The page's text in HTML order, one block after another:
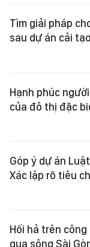
Tìm giải pháp
sau dự án cải
Hạnh phúc
của đô thị đặc
Góp ý dự án
Xác lập rõ tiêu
Hối hả trên
qua sông Sài